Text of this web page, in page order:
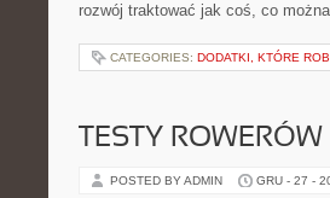
rozwój traktować jak coś, co
CATEGORIES: DODATKI, KTÓRE
TESTY
POSTED BY ADMIN GRU - 27 -